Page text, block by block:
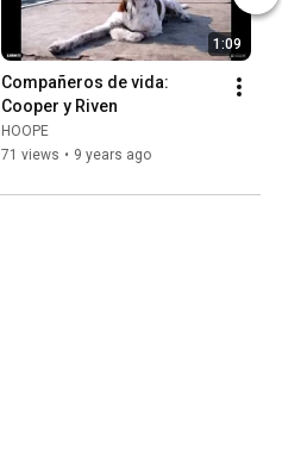
1:09
Compañeros de vida:
Cooper y Riven
HOOPE
71 views • 9 years ago